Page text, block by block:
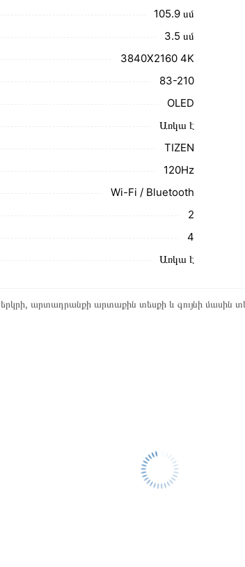
105.9 սմ
3.5 սմ
3840X2160 4K
83-210
OLED
Առկա է
TIZEN
120Hz
Wi-Fi / Bluetooth
2
4
Առկա է
արտադրանքի արտաքին տեսքի և գույնի մասին